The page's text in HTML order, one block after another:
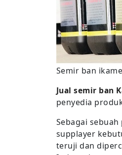
Semir ban ikame
Jual semir ban
penyedia
Sebagai
supplayer
teruji dan